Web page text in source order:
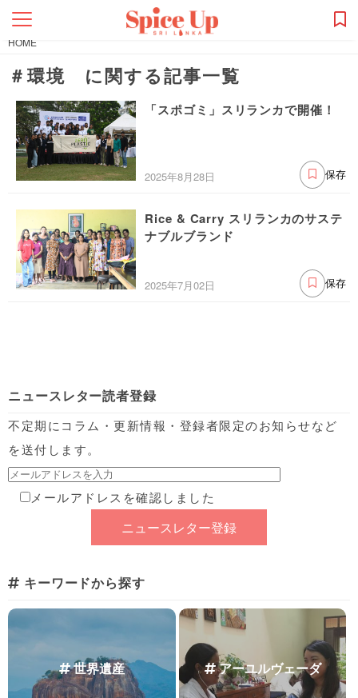
HOME
＃環境 に関する記事一覧
「スポゴミ」スリランカで開催！
2025年8月28日 保存
Rice & Carry スリランカのサステ
ナブルブランド
2025年7月02日 保存
ニュースレター読者登録
不定期にコラム・更新情報・登録者限定のお知らせなど
を送付します。
メールアドレスを確認しました
キーワードから探す
世界遺産 アーユルヴェーダ